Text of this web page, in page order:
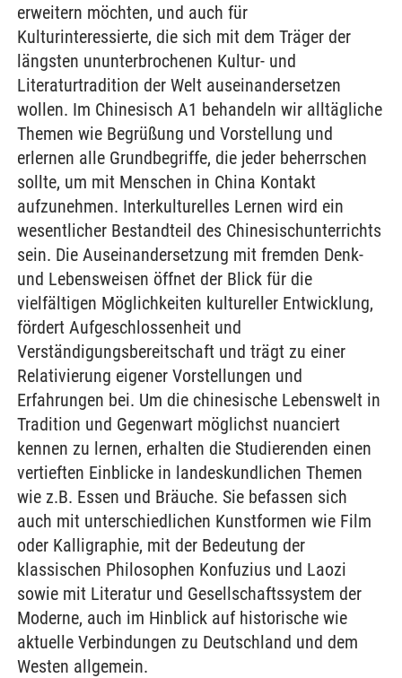
erweitern möchten, und auch für
Kulturinteressierte, die sich mit dem Träger der
längsten ununterbrochenen Kultur- und
Literaturtradition der Welt auseinandersetzen
wollen. Im Chinesisch A1 behandeln wir alltägliche
Themen wie Begrüßung und Vorstellung und
erlernen alle Grundbegriffe, die jeder beherrschen
sollte, um mit Menschen in China Kontakt
aufzunehmen. Interkulturelles Lernen wird ein
wesentlicher Bestandteil des Chinesischunterrichts
sein. Die Auseinandersetzung mit fremden Denk-
und Lebensweisen öffnet der Blick für die
vielfältigen Möglichkeiten kultureller Entwicklung,
fördert Aufgeschlossenheit und
Verständigungsbereitschaft und trägt zu einer
Relativierung eigener Vorstellungen und
Erfahrungen bei. Um die chinesische Lebenswelt in
Tradition und Gegenwart möglichst nuanciert
kennen zu lernen, erhalten die Studierenden einen
vertieften Einblicke in landeskundlichen Themen
wie z.B. Essen und Bräuche. Sie befassen sich
auch mit unterschiedlichen Kunstformen wie Film
oder Kalligraphie, mit der Bedeutung der
klassischen Philosophen Konfuzius und Laozi
sowie mit Literatur und Gesellschaftssystem der
Moderne, auch im Hinblick auf historische wie
aktuelle Verbindungen zu Deutschland und dem
Westen allgemein.